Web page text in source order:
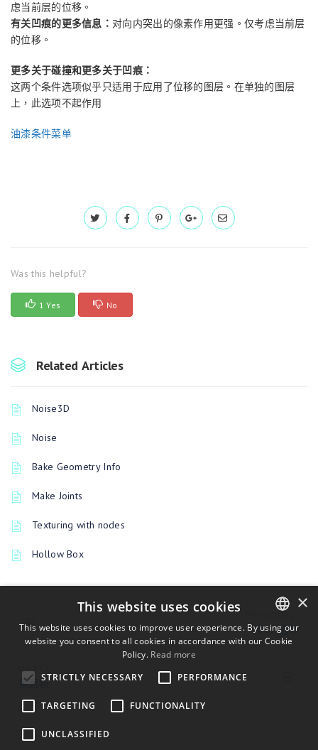
虑当前层的位移。
有关凹痕的更多信息： 对向内突出的像素作用更强。仅考虑当前层
的位移。
更多关于碰撞和更多关于凹痕：
这两个条件选项似乎只适用于应用了位移的图层。在单独的图层
上，此选项不起作用
油漆条件菜单
Was this helpful?
1 Yes No
Related Articles
Noise3D
Noise
Bake Geometry Info
Make Joints
Texturing with nodes
Hollow Box
Brush选项
条面板
ENGLISH
×
This website uses cookies
This website uses cookies to improve user experience. By using our
website you consent to all cookies in accordance with our Cookie
Policy. Read more
STRICTLY NECESSARY
PERFORMANCE
TARGETING FUNCTIONALITY
UNCLASSIFIED